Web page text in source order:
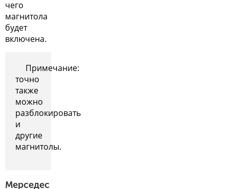
чего
магнитола
будет
включена.
Примечание:
точно
также
можно
разблокировать
и
другие
магнитолы.
Мерседес